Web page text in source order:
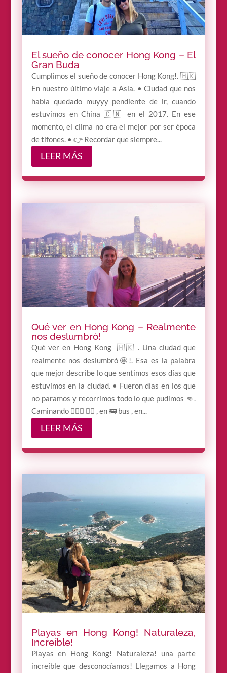
El sueño de conocer Hong Kong – El
Gran Buda
Cumplimos el sueño de conocer Hong Kong!. 🇭🇰
En nuestro último viaje a Asia. • Ciudad que nos
había quedado muyyy pendiente de ir, cuando
estuvimos en China 🇨🇳 en el 2017. En ese
momento, el clima no era el mejor por ser época
de tifones. • 👉 Recordar que siempre...
LEER MÁS
Qué ver en Hong Kong – Realmente
nos deslumbró!
Qué ver en Hong Kong 🇭🇰 . Una ciudad que
realmente nos deslumbró🤩!. Esa es la palabra
que mejor describe lo que sentimos esos días que
estuvimos en la ciudad. • Fueron días en los que
no paramos y recorrimos todo lo que pudimos 👊.
Caminando 🚶🏼‍♀️ 🚶‍♂️ , en 🚌 bus , en...
LEER MÁS
Playas en Hong Kong! Naturaleza,
Increíble!
Playas en Hong Kong! Naturaleza! una parte
increíble que desconocíamos! Llegamos a Hong